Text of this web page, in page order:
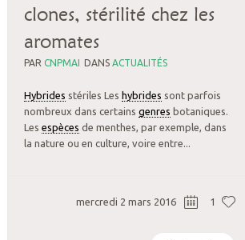
clones, stérilité chez les
aromates
PARCNPMAI DANSACTUALITÉS
Hybrides stériles Les hybrides sont parfois
nombreux dans certainsgenres botaniques.
Lesespèces de menthes, par exemple, dans
la nature ou en culture, voire entre...
mercredi 2 mars 2016 1